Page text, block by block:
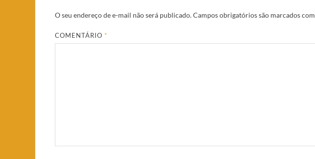
O seu endereço de e-mail não será publicado.Campos obrigatórios são marcados com
COMENTÁRIO*